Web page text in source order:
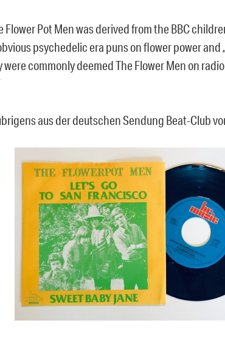
Flower Pot Men was derived from the BBC
psychedelic era puns on flower power and
commonly deemed The Flower Men on
aus der deutschen Sendung Beat-Club